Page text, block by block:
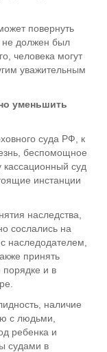
повернуть
не должен был
человека могут
уважительным
уменьшить
суда РФ, к
беспомощное
кассационный суд
инстанции
наследства,
сослались на
наследодателем,
принять
порядке и в
наличие
с людьми,
ребенка и
судами в